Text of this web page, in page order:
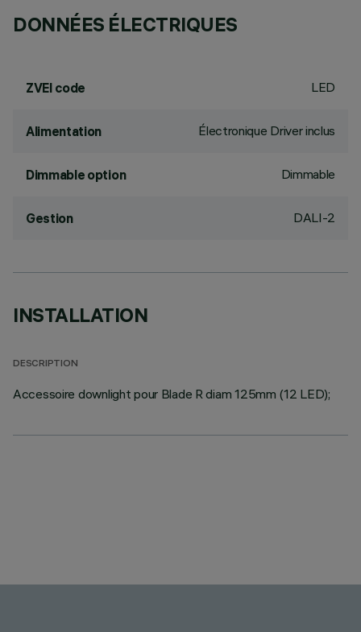
DONNÉES ÉLECTRIQUES
ZVEI code LED
Alimentation Électronique Driver inclus
Dimmable option Dimmable
Gestion DALI-2
INSTALLATION
DESCRIPTION
Accessoire downlight pour Blade R diam 125mm (12 LED);